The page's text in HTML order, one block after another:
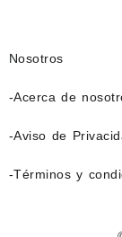
Nosotros
-Acerca de
-Aviso de
-Términos y